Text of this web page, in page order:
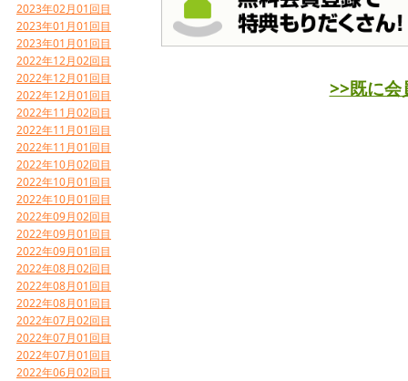
2023年02月01回目
2023年01月01回目
2023年01月01回目
2022年12月02回目
2022年12月01回目
2022年12月01回目
2022年11月02回目
2022年11月01回目
2022年11月01回目
2022年10月02回目
2022年10月01回目
2022年10月01回目
2022年09月02回目
2022年09月01回目
2022年09月01回目
2022年08月02回目
2022年08月01回目
2022年08月01回目
2022年07月02回目
2022年07月01回目
2022年07月01回目
2022年06月02回目
>>既に会